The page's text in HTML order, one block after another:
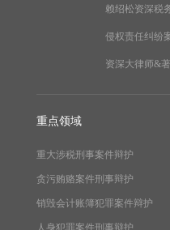
赖绍松资深税
侵权责任纠纷
资深大律师&
重点领域
重大涉税刑事案件辩护
贪污贿赂案件刑事辩护
销毁会计账簿犯罪案件辩护
人身犯罪案件刑事辩护